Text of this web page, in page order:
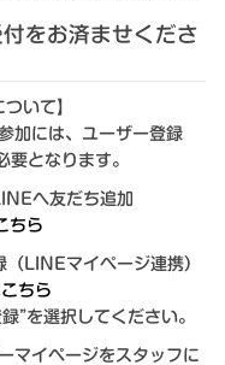
をお済ませくださ
いて】
加には、ユーザー登録
要となります。
へ友だち追加
ちら
LINEマイページ連携）
ちら
を選択してください。
マイページをスタッフに